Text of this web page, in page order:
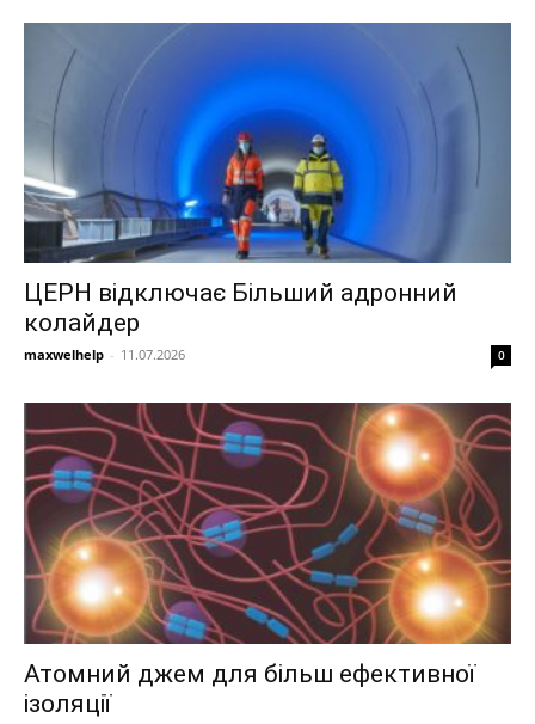
ЦЕРН відключає Більший адронний
колайдер
maxwelhelp - 11.07.2026 0
Атомний джем для більш ефективної
ізоляції